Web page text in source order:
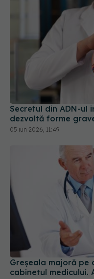
Secretul din ADN-ul
dezvoltă forme
05 iun 2026, 11:49
Greșeala majoră
cabinetul medicului.
13 iul 2026, 17:24